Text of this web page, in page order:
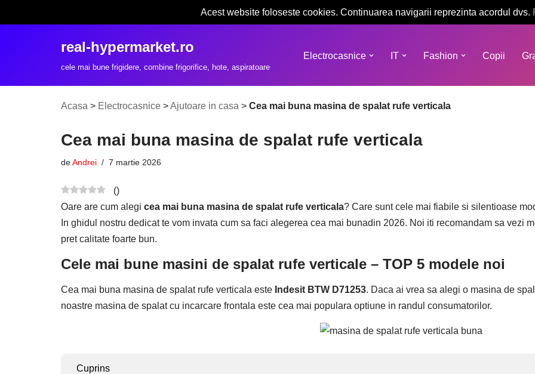
Acest website foloseste cookies. Continuarea navigarii reprezinta acordul dvs.
real-hypermarket.ro
cele mai bune frigidere, combine frigorifice, hote, aspiratoare
Electrocasnice IT Fashion Copii
Acasa > Electrocasnice >Ajutoare in casa > Cea mai buna masina de spalat rufe verticala
Cea mai buna masina de spalat rufe verticala
deAndrei 7 martie 2026
()
Oare are cum alegi cea mai buna masina de spalat rufe verticala? Care sunt cele mai fiabile si silentioase
In ghidul nostru dedicat te vom invata cum sa faci alegerea cea mai bunadin 2026. Noi iti recomandam sa vezi
pret calitate foarte bun.
Cele mai bune masini de spalat rufe verticale – TOP 5 modele noi
Cea mai buna masina de spalat rufe verticala este Indesit BTW D71253. Daca ai vrea sa alegi o masina de
noastre masina de spalat cu incarcare frontala este cea mai populara optiune in randul consumatorilor.
Cuprins